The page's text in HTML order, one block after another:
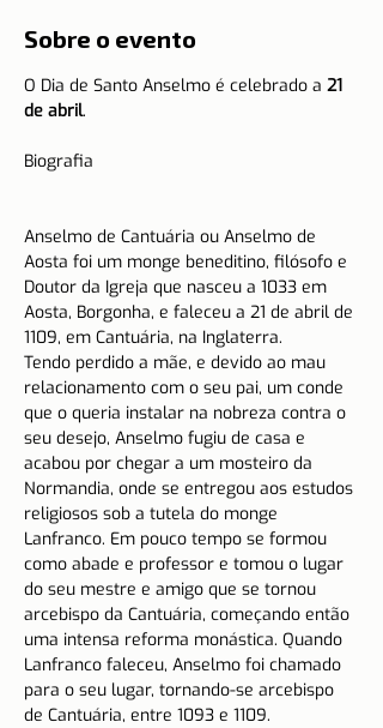
Sobre o evento
O Dia de Santo Anselmo é celebrado a 21
de abril.
Biografia
Anselmo de Cantuária ou Anselmo de
Aosta foi um monge beneditino, filósofo e
Doutor da Igreja que nasceu a 1033 em
Aosta, Borgonha, e faleceu a 21 de abril de
1109, em Cantuária, na Inglaterra.
Tendo perdido a mãe, e devido ao mau
relacionamento com o seu pai, um conde
que o queria instalar na nobreza contra o
seu desejo, Anselmo fugiu de casa e
acabou por chegar a um mosteiro da
Normandia, onde se entregou aos estudos
religiosos sob a tutela do monge
Lanfranco. Em pouco tempo se formou
como abade e professor e tomou o lugar
do seu mestre e amigo que se tornou
arcebispo da Cantuária, começando então
uma intensa reforma monástica. Quando
Lanfranco faleceu, Anselmo foi chamado
para o seu lugar, tornando-se arcebispo
de Cantuária, entre 1093 e 1109.